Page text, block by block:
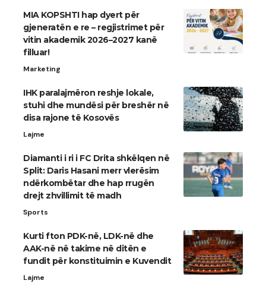
MIA KOPSHTI hap dyert për
gjeneratën e re – regjistrimet për
vitin akademik 2026–2027 kanë
filluar!
Marketing
IHK paralajmëron reshje lokale,
stuhi dhe mundësi për breshër në
disa rajone të Kosovës
Lajme
Diamanti i ri i FC Drita shkëlqen në
Split: Daris Hasani merr vlerësim
ndërkombëtar dhe hap rrugën
drejt zhvillimit të madh
Sports
Kurti fton PDK-në, LDK-në dhe
AAK-në në takime në ditën e
fundit për konstituimin e Kuvendit
Lajme